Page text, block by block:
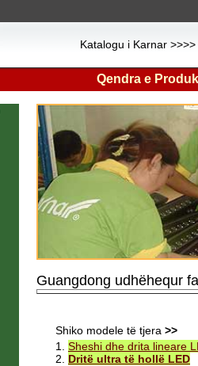
Katalogu i Karnar >>>>
Qendra e
Guangdong udhëhequr
Shiko modele të tjera >>
1. Sheshi dhe drita lineare
2. Dritë ultra të hollë LED